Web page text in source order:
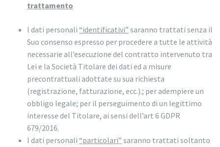
trattamento
I dati personali “identificativi” saranno trattati senza il
Suo consenso espresso per procedere a tutte le attività
necessarie all’esecuzione del contratto intervenuto tra
Lei e la Società Titolare dei dati ed a misure
precontrattuali adottate su sua richiesta
(registrazione, fatturazione, ecc.).; per adempiere un
obbligo legale; per il perseguimento di un legittimo
interesse del Titolare, ai sensi dell’art 6 GDPR
679/2016.
I dati personali “particolari” saranno trattati soltanto